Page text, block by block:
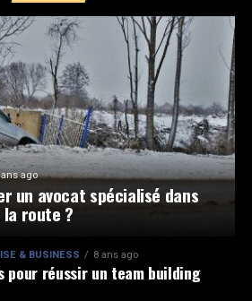
ago
un avocat spécialisé dans
route ?
& BUSINESS 8 ans ago
pour réussir un team building